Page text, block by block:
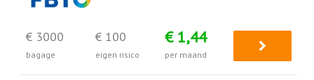
€ 3000
bagage
€ 100
eigen risico
€ 1,44
per maand